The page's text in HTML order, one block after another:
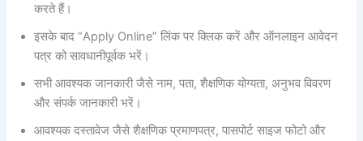
करते हैं।
इसके बाद “Apply Online” लिंक पर क्लिक करें और ऑनलाइन आवेदन
पत्र को सावधानीपूर्वक भरें।
सभी आवश्यक जानकारी जैसे नाम, पता, शैक्षणिक योग्यता, अनुभव विवरण
और संपर्क जानकारी भरें।
आवश्यक दस्तावेज जैसे शैक्षणिक प्रमाणपत्र, पासपोर्ट साइज फोटो और